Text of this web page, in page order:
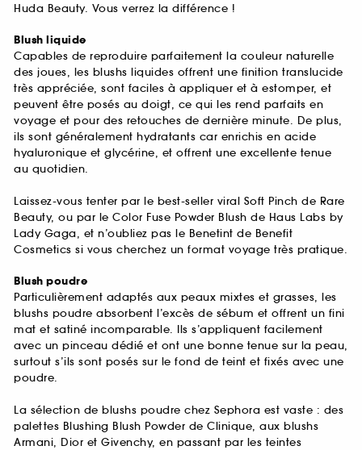
Huda Beauty. Vous verrez la différence !
Blush liquide
Capables de reproduire parfaitement la couleur naturelle
des joues, les blushs liquides offrent une finition translucide
très appréciée, sont faciles à appliquer et à estomper, et
peuvent être posés au doigt, ce qui les rend parfaits en
voyage et pour des retouches de dernière minute. De plus,
ils sont généralement hydratants car enrichis en acide
hyaluronique et glycérine, et offrent une excellente tenue
au quotidien.
Laissez-vous tenter par le best-seller viral Soft Pinch de Rare
Beauty, ou par le Color Fuse Powder Blush de Haus Labs by
Lady Gaga, et n’oubliez pas le Benetint de Benefit
Cosmetics si vous cherchez un format voyage très pratique.
Blush poudre
Particulièrement adaptés aux peaux mixtes et grasses, les
blushs poudre absorbent l’excès de sébum et offrent un fini
mat et satiné incomparable. Ils s’appliquent facilement
avec un pinceau dédié et ont une bonne tenue sur la peau,
surtout s’ils sont posés sur le fond de teint et fixés avec une
poudre.
La sélection de blushs poudre chez Sephora est vaste : des
palettes Blushing Blush Powder de Clinique, aux blushs
Armani, Dior et Givenchy, en passant par les teintes